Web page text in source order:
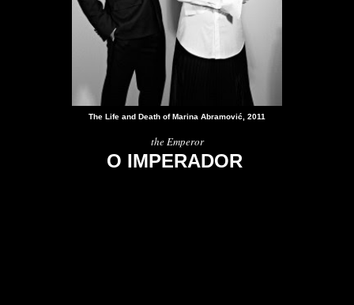
The Life and Death of Marina Abramović, 2011
the Emperor
O IMPERADOR